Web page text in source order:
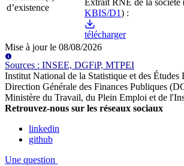
d’existence
Extrait RNE de la société
KBIS/D1) :
télécharger
Mise à jour le 08/08/2026
Sources : INSEE, DGFiP, MTPEI
Institut National de la Statistique et des Études
Direction Générale des Finances Publiques
Ministère du Travail, du Plein Emploi et de
Retrouvez-nous sur les réseaux sociaux
linkedin
github
Une question